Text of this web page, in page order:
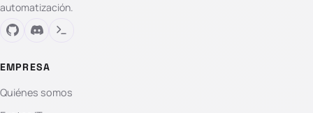
automatización.
EMPRESA
Quiénes somos